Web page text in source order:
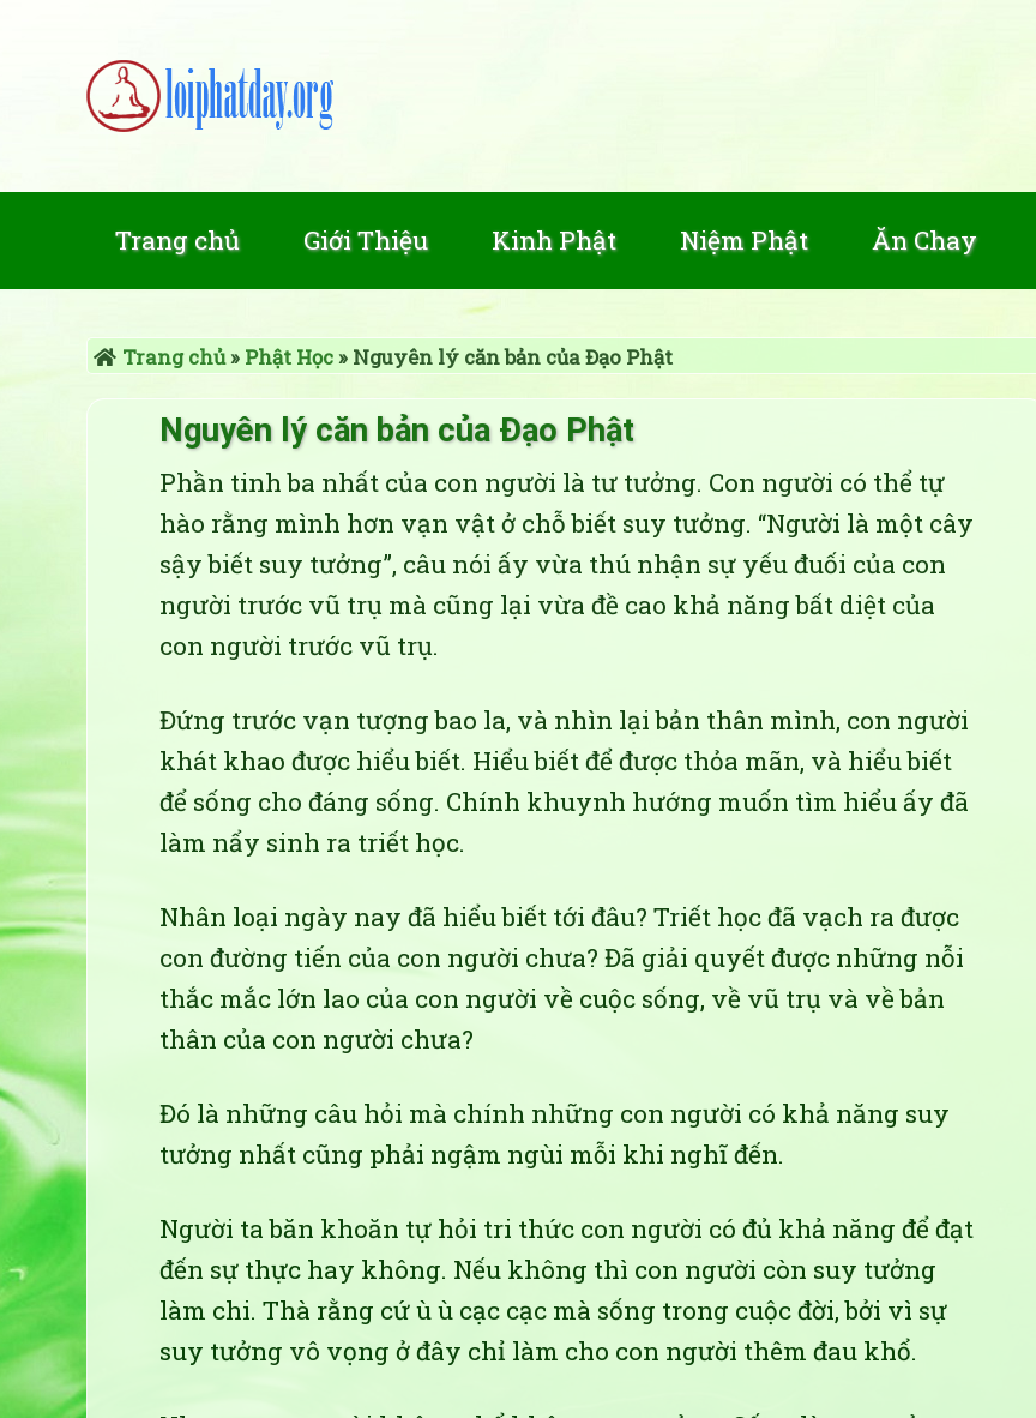
Trang chủ Giới Thiệu Kinh Phật Niệm Phật Ăn Chay
Trang chủ» Phật Học» Nguyên lý căn bản của Đạo Phật
Nguyên lý căn bản của Đạo Phật
Phần tinh ba nhất của con người là tư tưởng. Con người có thể tự
hào rằng mình hơn vạn vật ở chỗ biết suy tưởng. “Người là một cây
sậy biết suy tưởng”, câu nói ấy vừa thú nhận sự yếu đuối của con
người trước vũ trụ mà cũng lại vừa đề cao khả năng bất diệt của
con người trước vũ trụ.
Đứng trước vạn tượng bao la, và nhìn lại bản thân mình, con người
khát khao được hiểu biết. Hiểu biết để được thỏa mãn, và hiểu biết
để sống cho đáng sống. Chính khuynh hướng muốn tìm hiểu ấy đã
làm nẩy sinh ra triết học.
Nhân loại ngày nay đã hiểu biết tới đâu? Triết học đã vạch ra được
con đường tiến của con người chưa? Đã giải quyết được những nỗi
thắc mắc lớn lao của con người về cuộc sống, về vũ trụ và về bản
thân của con người chưa?
Đó là những câu hỏi mà chính những con người có khả năng suy
tưởng nhất cũng phải ngậm ngùi mỗi khi nghĩ đến.
Người ta băn khoăn tự hỏi tri thức con người có đủ khả năng để đạt
đến sự thực hay không. Nếu không thì con người còn suy tưởng
làm chi. Thà rằng cứ ù ù cạc cạc mà sống trong cuộc đời, bởi vì sự
suy tưởng vô vọng ở đây chỉ làm cho con người thêm đau khổ.